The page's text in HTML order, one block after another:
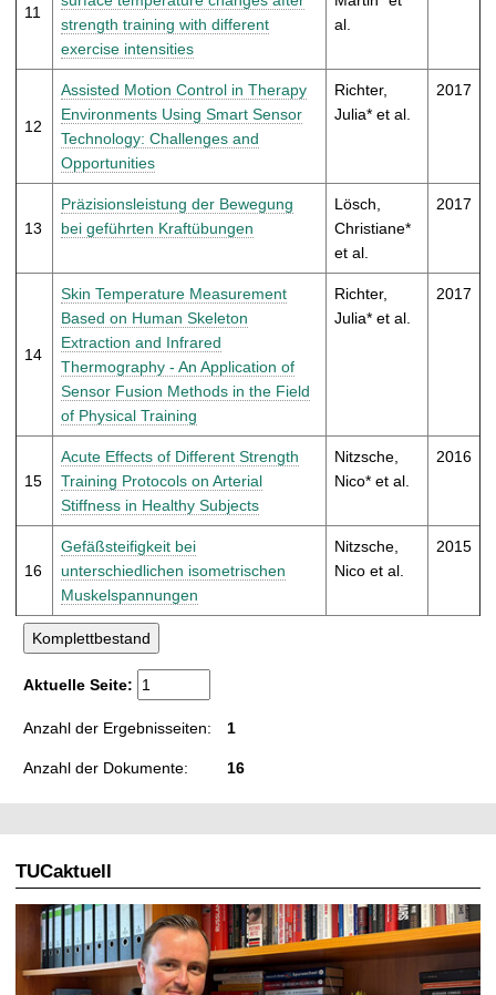
11
strength training with different
exercise intensities
al.
12
Assisted Motion Control in Therapy
Environments Using Smart Sensor
Technology: Challenges and
Opportunities
Richter,
Julia* et al.
2017
13
Präzisionsleistung der Bewegung
bei geführten Kraftübungen
Lösch,
Christiane*
et al.
2017
14
Skin Temperature Measurement
Based on Human Skeleton
Extraction and Infrared
Thermography - An Application of
Sensor Fusion Methods in the Field
of Physical Training
Richter,
Julia* et al.
2017
15
Acute Effects of Different Strength
Training Protocols on Arterial
Stiffness in Healthy Subjects
Nitzsche,
Nico* et al.
2016
16
Gefäßsteifigkeit bei
unterschiedlichen isometrischen
Muskelspannungen
Nitzsche,
Nico et al.
2015
Aktuelle Seite:
Anzahl der Ergebnisseiten: 1
Anzahl der Dokumente: 16
TUCaktuell